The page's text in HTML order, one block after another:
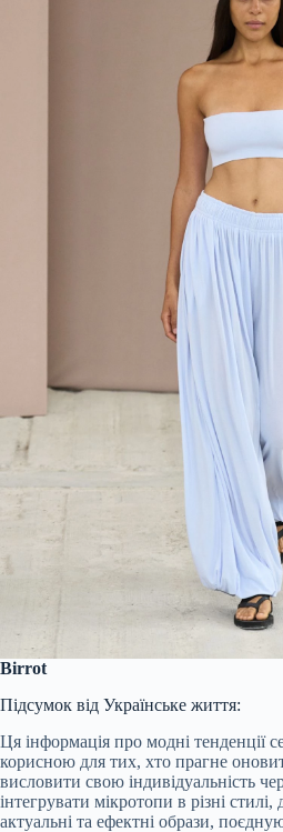
Birrot
Підсумок від Українське життя:
Ця інформація про модні тенденції
корисною для тих, хто прагне
висловити свою індивідуальність
інтегрувати мікротопи в різні
актуальні та ефектні образи,